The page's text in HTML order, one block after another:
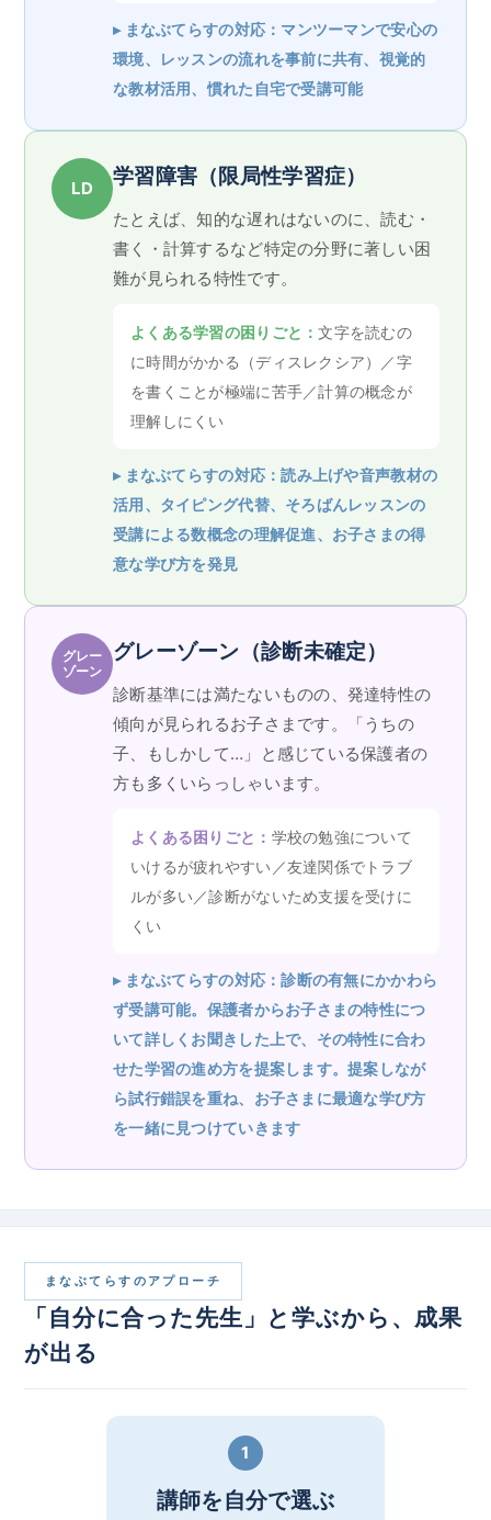
▸ まなぶてらすの対応：マンツーマンで安心の
環境、レッスンの流れを事前に共有、視覚的
な教材活用、慣れた自宅で受講可能
LD 学習障害（限局性学習症）
たとえば、知的な遅れはないのに、読む・
書く・計算するなど特定の分野に著しい困
難が見られる特性です。
よくある学習の困りごと：文字を読むの
に時間がかかる（ディスレクシア）／字
を書くことが極端に苦手／計算の概念が
理解しにくい
▸ まなぶてらすの対応：読み上げや音声教材の
活用、タイピング代替、そろばんレッスンの
受講による数概念の理解促進、お子さまの得
意な学び方を発見
グレー
ゾーン
グレーゾーン（診断未確定）
診断基準には満たないものの、発達特性の
傾向が見られるお子さまです。「うちの
子、もしかして…」と感じている保護者の
方も多くいらっしゃいます。
よくある困りごと： 学校の勉強について
いけるが疲れやすい／友達関係でトラブ
ルが多い／診断がないため支援を受けに
くい
▸ まなぶてらすの対応：診断の有無にかかわら
ず受講可能。保護者からお子さまの特性につ
いて詳しくお聞きした上で、その特性に合わ
せた学習の進め方を提案します。提案しなが
ら試行錯誤を重ね、お子さまに最適な学び方
を一緒に見つけていきます
まなぶてらすのアプローチ
「自分に合った先生」と学ぶから、成果
が出る
1
講師を自分で選ぶ